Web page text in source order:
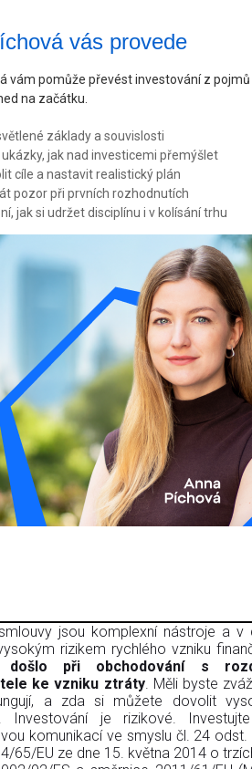
vás provede
vám pomůže převést investování z
na začátku.
základy a souvislosti
jak nad investicemi přemýšlet
cíle a nastavit realistický plán
pozor při prvních rozhodnutích
jak si udržet disciplínu i v kolísání trhu
jsou komplexní nástroje a v
rizikem rychlého vzniku
došlo při obchodování s
ke vzniku ztráty. Měli byste
a zda si můžete dovolit
Investování je rizikové.
komunikací ve smyslu čl. 24
65/EU ze dne 15. května 2014 o